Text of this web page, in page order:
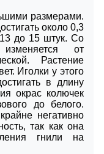
размерами.
около 0,3
до 15 штук. Со
от
Растение
Иголки у этого
в длину
окрас колючек
до белого.
негативно
так как она
гнили на